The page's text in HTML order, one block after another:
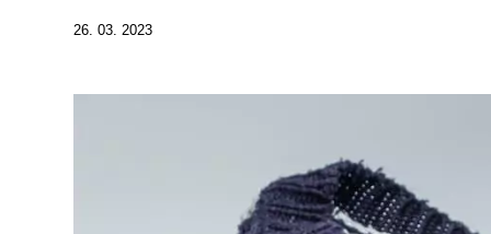
26. 03. 2023